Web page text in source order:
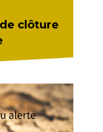
clôture